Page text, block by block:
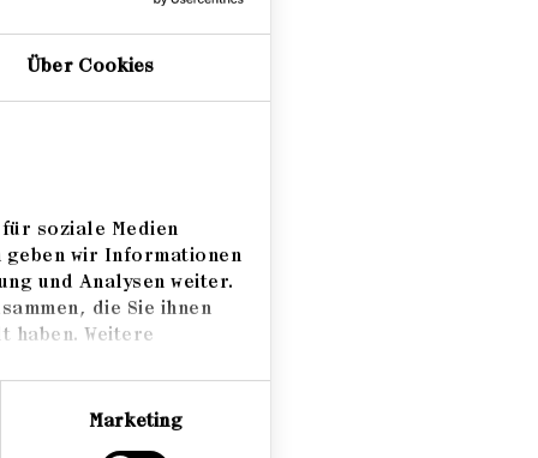
Über Cookies
soziale Medien
geben wir Informationen
und Analysen weiter.
die Sie ihnen
haben. Weitere
Marketing
trinke
es